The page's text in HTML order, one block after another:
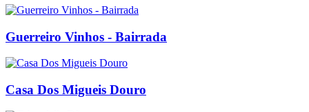
Guerreiro Vinhos - Bairrada
Casa Dos Migueis Douro